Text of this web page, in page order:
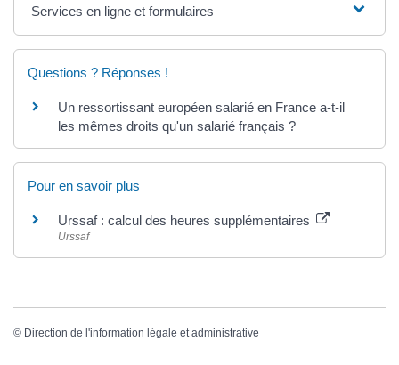
Services en ligne et formulaires
Questions ? Réponses !
Un ressortissant européen salarié en France a-t-il
les mêmes droits qu'un salarié français ?
Pour en savoir plus
Urssaf : calcul des heures supplémentaires
Urssaf
© Direction de l'information légale et administrative